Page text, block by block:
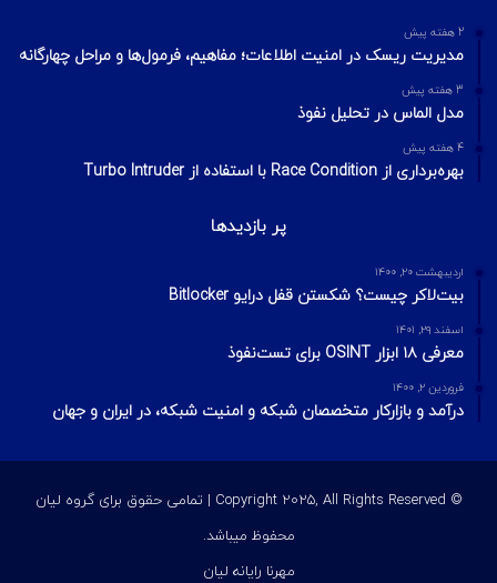
2 هفته پیش
مدیریت ریسک در امنیت اطلاعات؛ مفاهیم، فرمول‌ها و مراحل چهارگانه
3 هفته پیش
مدل الماس در تحلیل نفوذ
4 هفته پیش
بهره‌برداری از Race Condition با استفاده از Turbo Intruder
پر بازدیدها
اردیبهشت ۲۰, ۱۴۰۰
بیت‌لاکر چیست؟ شکستن قفل درایو Bitlocker
اسفند ۲۹, ۱۴۰۱
معرفی ۱۸ ابزار OSINT برای تست‌نفوذ
فروردین ۲, ۱۴۰۰
درآمد و بازارکار متخصصان شبکه و امنیت شبکه، در ایران و جهان
© Copyright 2025, All Rights Reserved | تمامی حقوق برای گروه لیان
محفوظ میباشد.
مهرنا رایانه لیان